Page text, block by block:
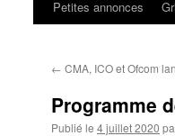
Petites annonces
← CMA, ICO et Ofcom
Programme
Publié le 4 juillet 2020